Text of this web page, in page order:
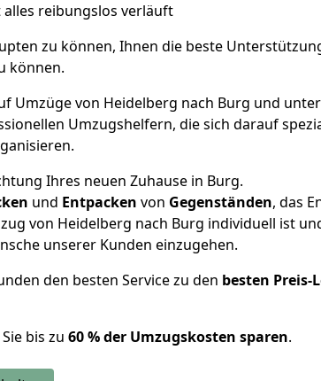
alles reibungslos verläuft
zu können, Ihnen die beste
können.
Umzüge von Heidelberg nach Burg und
Umzugshelfern, die sich darauf
Ihres neuen Zuhause in Burg.
und Entpacken von Gegenständen, das
von Heidelberg nach Burg individuell ist
unserer Kunden einzugehen.
den besten Service zu den besten Preis-
bis zu 60 % der Umzugskosten sparen.